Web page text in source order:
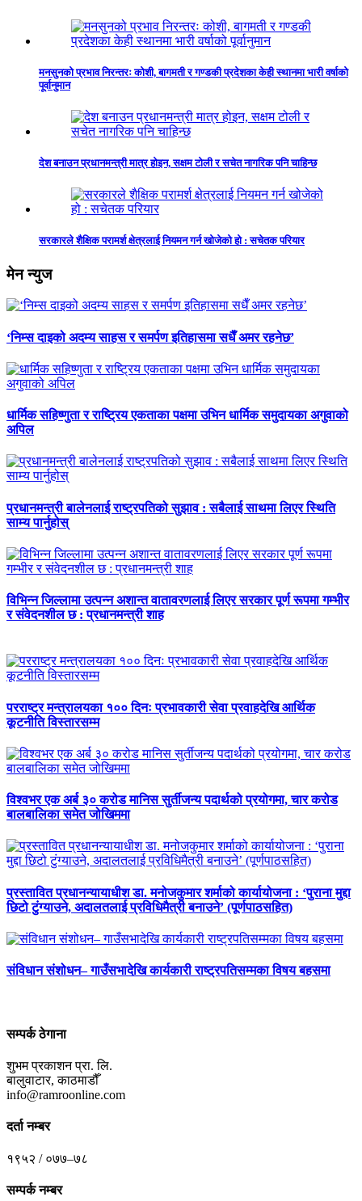
मनसुनको प्रभाव निरन्तरः कोशी, बागमती र गण्डकी प्रदेशका केही स्थानमा भारी वर्षाको
पूर्वानुमान
देश बनाउन प्रधानमन्त्री मात्र होइन, सक्षम टोली र सचेत नागरिक पनि चाहिन्छ
सरकारले शैक्षिक परामर्श क्षेत्रलाई नियमन गर्न खोजेको हो : सचेतक परियार
मेन न्युज
‘निम्स दाइको अदम्य साहस र समर्पण इतिहासमा सधैँ अमर रहनेछ’
धार्मिक सहिष्णुता र राष्ट्रिय एकताका पक्षमा उभिन धार्मिक समुदायका अगुवाको
अपिल
प्रधानमन्त्री बालेनलाई राष्ट्रपतिको सुझाव : सबैलाई साथमा लिएर स्थिति
साम्य पार्नुहोस्
विभिन्न जिल्लामा उत्पन्न अशान्त वातावरणलाई लिएर सरकार पूर्ण रूपमा गम्भीर
र संवेदनशील छ : प्रधानमन्त्री शाह
परराष्ट्र मन्त्रालयका १०० दिनः प्रभावकारी सेवा प्रवाहदेखि आर्थिक
कूटनीति विस्तारसम्म
विश्वभर एक अर्ब ३० करोड मानिस सुर्तीजन्य पदार्थको प्रयोगमा, चार करोड
बालबालिका समेत जोखिममा
प्रस्तावित प्रधानन्यायाधीश डा. मनोजकुमार शर्माको कार्यायोजना : ‘पुराना मुद्दा
छिटो टुंग्याउने, अदालतलाई प्रविधिमैत्री बनाउने’ (पूर्णपाठसहित)
संविधान संशोधन– गाउँसभादेखि कार्यकारी राष्ट्रपतिसम्मका विषय बहसमा
सम्पर्क ठेगाना
शुभम प्रकाशन प्रा. लि.
बालुवाटार, काठमाडौँ
info@ramroonline.com
दर्ता नम्बर
१९५२ / ०७७–७८
सम्पर्क नम्बर